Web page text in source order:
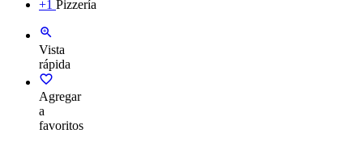
+1 Pizzería
Vista
rápida
Agregar
a
favoritos